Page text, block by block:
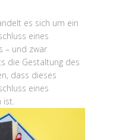
es sich um ein
eines
– und zwar
die Gestaltung des
dass dieses
eines
ist.